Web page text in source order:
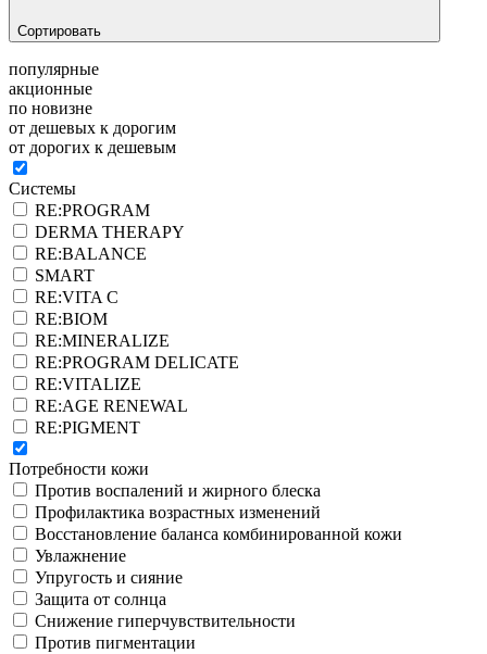
Сортировать
популярные
акционные
по новизне
от дешевых к дорогим
от дорогих к дешевым
Системы
RE:PROGRAM
DERMA THERAPY
RE:BALANCE
SMART
RE:VITA C
RE:BIOM
RE:MINERALIZE
RE:PROGRAM DELICATE
RE:VITALIZE
RE:AGE RENEWAL
RE:PIGMENT
Потребности кожи
Против воспалений и жирного блеска
Профилактика возрастных изменений
Восстановление баланса комбинированной кожи
Увлажнение
Упругость и сияние
Защита от солнца
Снижение гиперчувствительности
Против пигментации